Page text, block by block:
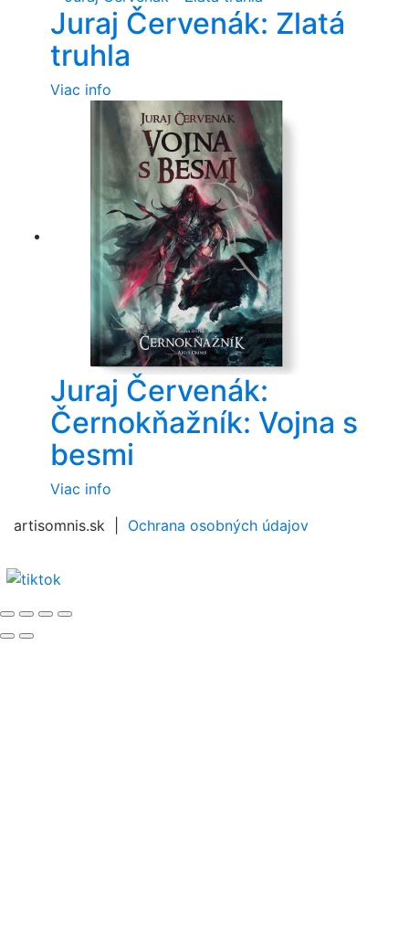
Juraj Červenák: Zlatá
truhla
Viac info
Juraj Červenák:
Černokňažník: Vojna s
besmi
Viac info
artisomnis.sk | Ochrana osobných údajov